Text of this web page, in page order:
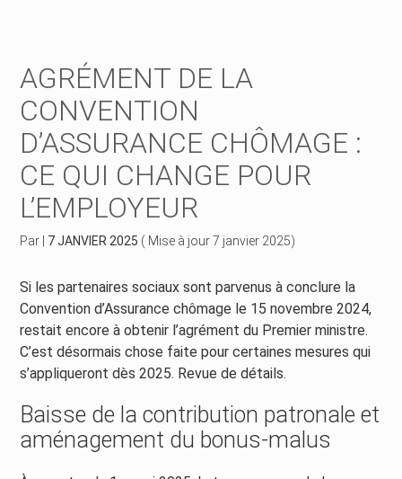
Développer votre entreprise
Construire votre patrimoine
Gérer vos ressources humaines
Dématérialiser vos documents
AGRÉMENT DE LA
CONVENTION
D’ASSURANCE CHÔMAGE :
CE QUI CHANGE POUR
L’EMPLOYEUR
Par 7 JANVIER 2025 ( Mise à jour 7 janvier 2025)
Si les partenaires sociaux sont parvenus à conclure la
Convention d’Assurance chômage le 15 novembre 2024,
restait encore à obtenir l’agrément du Premier ministre.
C’est désormais chose faite pour certaines mesures qui
s’appliqueront dès 2025. Revue de détails.
Baisse de la contribution patronale et
aménagement du bonus-malus